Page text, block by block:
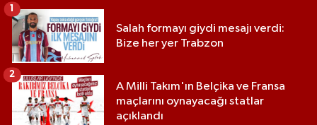
Salah formayı giydi mesajı verdi:
Bize her yer Trabzon
A Milli Takım'ın Belçika ve Fransa
maçlarını oynayacağı statlar
açıklandı
2